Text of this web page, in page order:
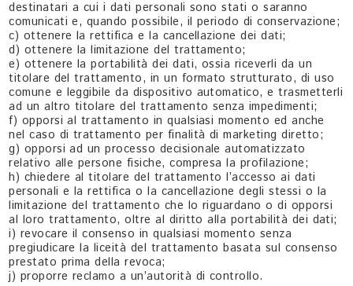
destinatari a cui i dati personali sono stati o saranno
comunicati e, quando possibile, il periodo di conservazione;
c) ottenere la rettifica e la cancellazione dei dati;
d) ottenere la limitazione del trattamento;
e) ottenere la portabilità dei dati, ossia riceverli da un
titolare del trattamento, in un formato strutturato, di uso
comune e leggibile da dispositivo automatico, e trasmetterli
ad un altro titolare del trattamento senza impedimenti;
f) opporsi al trattamento in qualsiasi momento ed anche
nel caso di trattamento per finalità di marketing diretto;
g) opporsi ad un processo decisionale automatizzato
relativo alle persone fisiche, compresa la profilazione;
h) chiedere al titolare del trattamento l’accesso ai dati
personali e la rettifica o la cancellazione degli stessi o la
limitazione del trattamento che lo riguardano o di opporsi
al loro trattamento, oltre al diritto alla portabilità dei dati;
i) revocare il consenso in qualsiasi momento senza
pregiudicare la liceità del trattamento basata sul consenso
prestato prima della revoca;
j) proporre reclamo a un’autorità di controllo.